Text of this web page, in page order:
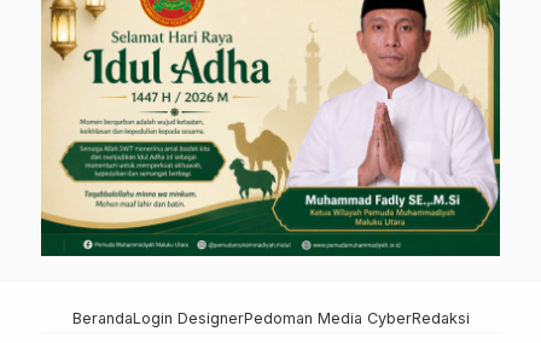
BerandaLogin DesignerPedoman Media CyberRedaksi